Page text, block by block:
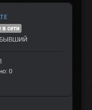
в сети
0